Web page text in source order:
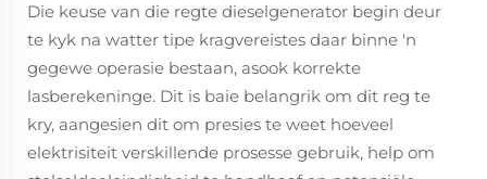
Die keuse van die regte dieselgenerator begin deur
te kyk na watter tipe kragvereistes daar binne 'n
gegewe operasie bestaan, asook korrekte
lasberekeninge. Dit is baie belangrik om dit reg te
kry, aangesien dit om presies te weet hoeveel
elektrisiteit verskillende prosesse gebruik, help om